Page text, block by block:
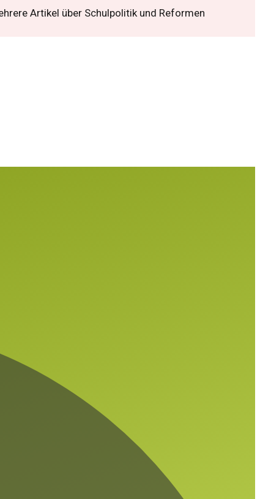
Artikel über Schulpolitik und Reformen